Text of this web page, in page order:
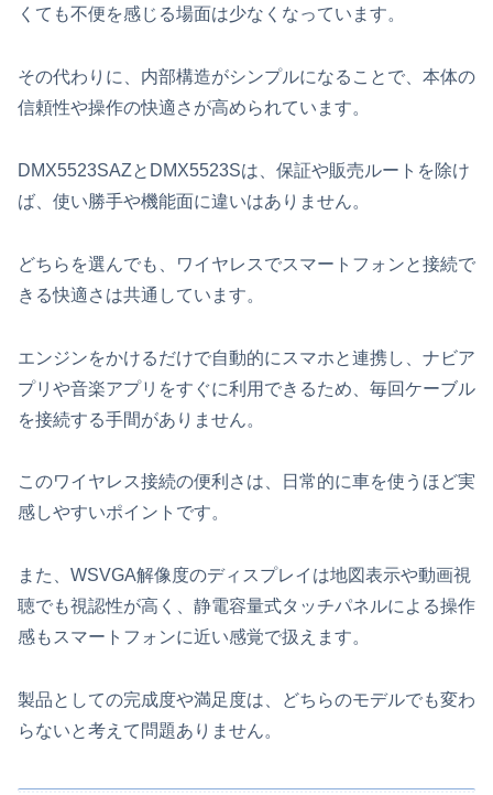
くても不便を感じる場面は少なくなっています。
その代わりに、内部構造がシンプルになることで、本体の
信頼性や操作の快適さが高められています。
DMX5523SAZとDMX5523Sは、保証や販売ルートを除け
ば、使い勝手や機能面に違いはありません。
どちらを選んでも、ワイヤレスでスマートフォンと接続で
きる快適さは共通しています。
エンジンをかけるだけで自動的にスマホと連携し、ナビア
プリや音楽アプリをすぐに利用できるため、毎回ケーブル
を接続する手間がありません。
このワイヤレス接続の便利さは、日常的に車を使うほど実
感しやすいポイントです。
また、WSVGA解像度のディスプレイは地図表示や動画視
聴でも視認性が高く、静電容量式タッチパネルによる操作
感もスマートフォンに近い感覚で扱えます。
製品としての完成度や満足度は、どちらのモデルでも変わ
らないと考えて問題ありません。